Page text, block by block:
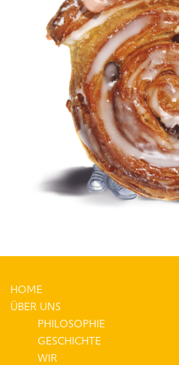
HOME
ÜBER UNS
PHILOSOPHIE
GESCHICHTE
WIR